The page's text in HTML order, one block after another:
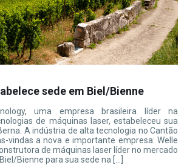
sede em Biel/Bienne
uma empresa brasileira líder na
de máquinas laser, estabeleceu sua
A indústria de alta tecnologia no Cantão
vindas a nova e importante empresa: Welle
de máquinas laser líder no mercado
Bienne para sua sede na […]